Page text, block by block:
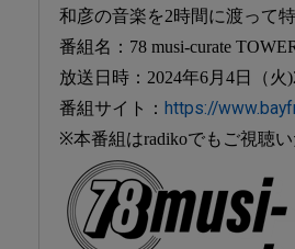
和彦の音楽を2時間に渡って特
番組名：78 musi-curate
放送日時：2024年6月4日（火
番組サイト： https://
※本番組はradikoでもご視聴